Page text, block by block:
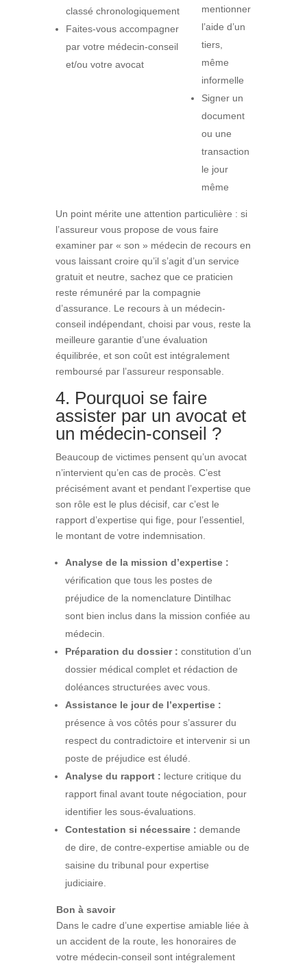
classé chronologiquement
Faites-vous accompagner
par votre médecin-conseil
et/ou votre avocat
mentionner
l’aide d’un
tiers,
même
informelle
Signer un
document
ou une
transaction
le jour
même
Un point mérite une attention particulière : si
l’assureur vous propose de vous faire
examiner par « son » médecin de recours en
vous laissant croire qu’il s’agit d’un service
gratuit et neutre, sachez que ce praticien
reste rémunéré par la compagnie
d’assurance. Le recours à un médecin-
conseil indépendant, choisi par vous, reste la
meilleure garantie d’une évaluation
équilibrée, et son coût est intégralement
remboursé par l’assureur responsable.
4. Pourquoi se faire
assister par un avocat et
un médecin-conseil ?
Beaucoup de victimes pensent qu’un avocat
n’intervient qu’en cas de procès. C’est
précisément avant et pendant l’expertise que
son rôle est le plus décisif, car c’est le
rapport d’expertise qui fige, pour l’essentiel,
le montant de votre indemnisation.
Analyse de la mission d’expertise :
vérification que tous les postes de
préjudice de la nomenclature Dintilhac
sont bien inclus dans la mission confiée au
médecin.
Préparation du dossier : constitution d’un
dossier médical complet et rédaction de
doléances structurées avec vous.
Assistance le jour de l’expertise :
présence à vos côtés pour s’assurer du
respect du contradictoire et intervenir si un
poste de préjudice est éludé.
Analyse du rapport : lecture critique du
rapport final avant toute négociation, pour
identifier les sous-évaluations.
Contestation si nécessaire : demande
de dire, de contre-expertise amiable ou de
saisine du tribunal pour expertise
judiciaire.
Bon à savoir
Dans le cadre d’une expertise amiable liée à
un accident de la route, les honoraires de
votre médecin-conseil sont intégralement